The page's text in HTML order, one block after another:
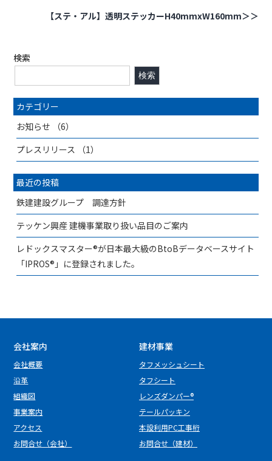
ー
シ
ョ
ン
【ステ・アル】透明ステッカーH40mmxW160mm＞＞
検索
検索
カテゴリー
お知らせ
（6）
プレスリリース
（1）
最近の投稿
鉄建建設グループ 調達方針
テッケン興産 建機事業取り扱い品目のご案内
レドックスマスター®が日本最大級のBtoBデータベースサイト
「IPROS®」に登録されました。
会社案内
会社概要
沿革
組織図
事業案内
アクセス
お問合せ（会社）
建材事業
タフメッシュシート
タフシート
レンズダンパー®
テールパッキン
本設利用PC工事桁
お問合せ（建材）